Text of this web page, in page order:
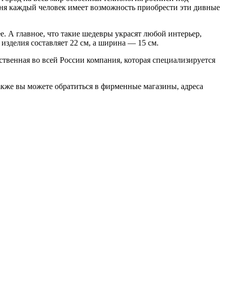
каждый человек имеет возможность приобрести эти дивные
А главное, что такие шедевры украсят любой интерьер,
составляет 22 см, а ширина — 15 см.
во всей России компания, которая специализируется
вы можете обратиться в фирменные магазины, адреса